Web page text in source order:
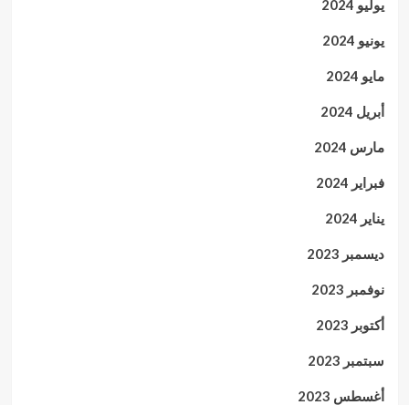
يوليو 2024
يونيو 2024
مايو 2024
أبريل 2024
مارس 2024
فبراير 2024
يناير 2024
ديسمبر 2023
نوفمبر 2023
أكتوبر 2023
سبتمبر 2023
أغسطس 2023